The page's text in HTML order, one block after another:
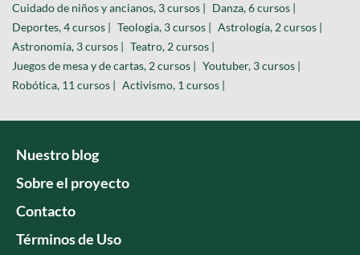
Cuidado de niños y ancianos, 3 cursos | Danza, 6 cursos |
Deportes, 4 cursos | Teologia, 3 cursos | Astrología, 2 cursos |
Astronomía, 3 cursos | Teatro, 2 cursos |
Juegos de mesa y de cartas, 2 cursos | Youtuber, 3 cursos |
Robótica, 11 cursos | Activismo, 1 cursos |
Nuestro blog
Sobre el proyecto
Contacto
Términos de Uso